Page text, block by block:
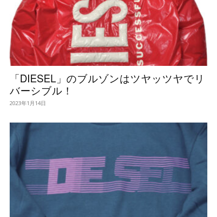
「DIESEL」のブルゾンはツヤッツヤでリ
バーシブル！
2023年1月14日